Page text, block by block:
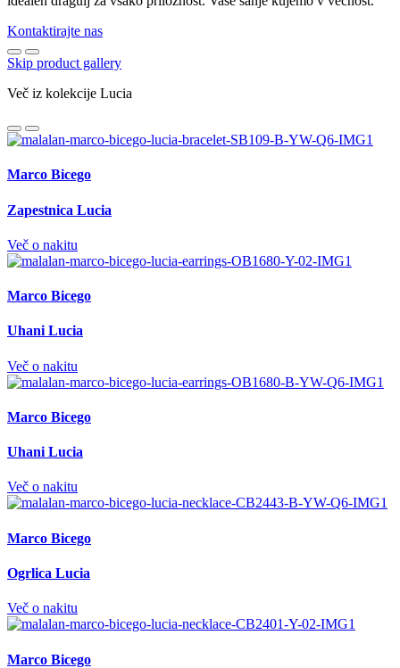
Kontaktirajte nas
Skip product gallery
Več iz kolekcije Lucia
Marco Bicego
Zapestnica Lucia
Več o nakitu
Marco Bicego
Uhani Lucia
Več o nakitu
Marco Bicego
Uhani Lucia
Več o nakitu
Marco Bicego
Ogrlica Lucia
Več o nakitu
Marco Bicego